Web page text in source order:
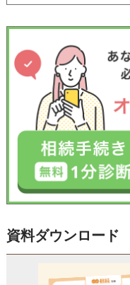
資料ダウンロード